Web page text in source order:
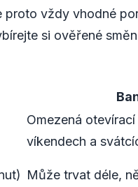
proto vždy vhodné
si ověřené
Omezená
víkendech a
Může trvat déle,